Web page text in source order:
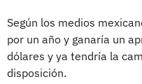
Según los medios
por un año y ganaría un
dólares y ya tendría la
disposición.